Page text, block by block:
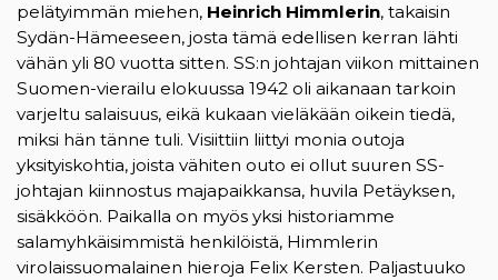
pelätyimmän miehen, Heinrich Himmlerin, takaisin
Sydän-Hämeeseen, josta tämä edellisen kerran lähti
vähän yli 80 vuotta sitten. SS:n johtajan viikon mittainen
Suomen-vierailu elokuussa 1942 oli aikanaan tarkoin
varjeltu salaisuus, eikä kukaan vieläkään oikein tiedä,
miksi hän tänne tuli. Visiittiin liittyi monia outoja
yksityiskohtia, joista vähiten outo ei ollut suuren SS-
johtajan kiinnostus majapaikkansa, huvila Petäyksen,
sisäkköön. Paikalla on myös yksi historiamme
salamyhkäisimmistä henkilöistä, Himmlerin
virolaissuomalainen hieroja Felix Kersten. Paljastuuko